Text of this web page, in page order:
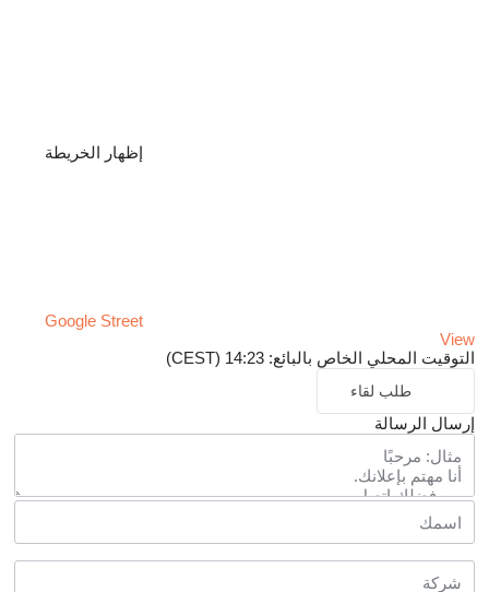
إظهار الخريطة
Google Street
View
التوقيت المحلي الخاص بالبائع: 14:23 (CEST)
طلب لقاء
إرسال الرسالة